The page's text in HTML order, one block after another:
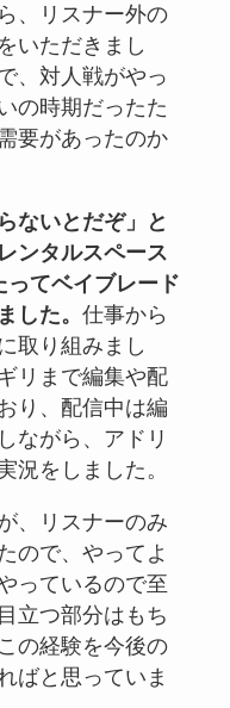
、リスナー外の
いただきまし
、対人戦がやっ
の時期だったた
要があったのか
ないとだぞ」と
ンタルスペース
ってベイブレード
した。 仕事から
取り組みまし
リまで編集や配
り、配信中は編
ながら、アドリ
況をしました。
、リスナーのみ
ので、やってよ
っているので至
立つ部分はもち
の経験を今後の
ばと思っていま